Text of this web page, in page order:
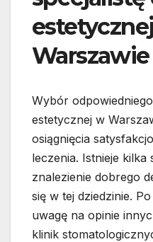
Warszawie
Wybór
estetycznej w
osiągnięcia
leczenia. Istnieje kilka
znalezienie dobrego
się w tej dziedzinie.
uwagę na opinie
klinik